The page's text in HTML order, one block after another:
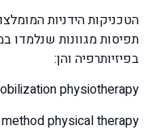
הטכניקות הידניות
בפיזיותרפיה והן:
physiotherapy
physical therapy